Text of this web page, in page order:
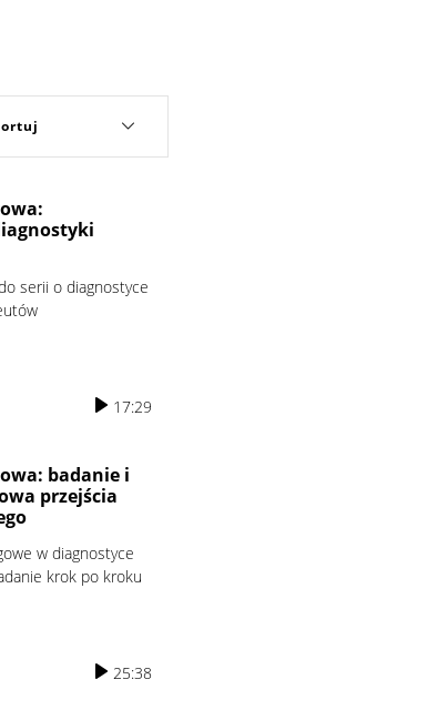
serii o diagnostyce
17:29
badanie i
przejścia
w diagnostyce
krok po kroku
25:38